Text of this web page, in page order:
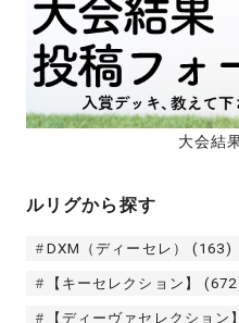
大会結
ルリグから探す
DXM（ディーセレ） (163)
【キーセレクション】
【ディーヴァセレクション】